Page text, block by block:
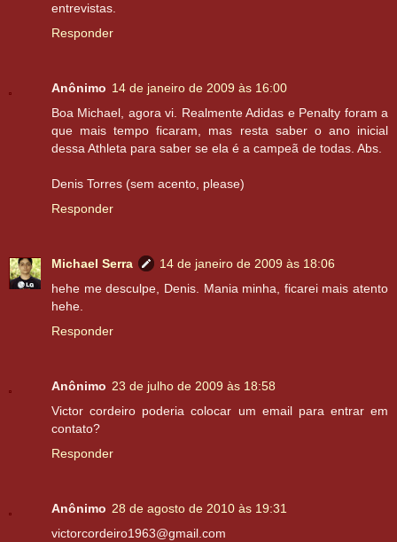
entrevistas.
Responder
Anônimo 14 de janeiro de 2009 às 16:00
Boa Michael, agora vi. Realmente Adidas e Penalty foram a
que mais tempo ficaram, mas resta saber o ano inicial
dessa Athleta para saber se ela é a campeã de todas. Abs.
Denis Torres (sem acento, please)
Responder
Michael Serra
14 de janeiro de 2009 às 18:06
hehe me desculpe, Denis. Mania minha, ficarei mais atento
hehe.
Responder
Anônimo 23 de julho de 2009 às 18:58
Victor cordeiro poderia colocar um email para entrar em
contato?
Responder
Anônimo 28 de agosto de 2010 às 19:31
victorcordeiro1963@gmail.com